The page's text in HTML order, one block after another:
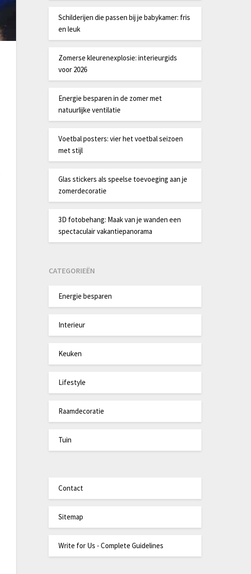
Schilderijen die passen bij je babykamer: fris
en leuk
Zomerse kleurenexplosie: interieurgids
voor 2026
Energie besparen in de zomer met
natuurlijke ventilatie
Voetbal posters: vier het voetbal seizoen
met stijl
Glas stickers als speelse toevoeging aan je
zomerdecoratie
3D fotobehang: Maak van je wanden een
spectaculair vakantiepanorama
CATEGORIEËN
Energie besparen
Interieur
Keuken
Lifestyle
Raamdecoratie
Tuin
Contact
Sitemap
Write for Us - Complete Guidelines